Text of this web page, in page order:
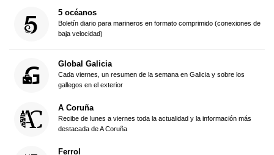
5 océanos
Boletín diario para marineros en formato comprimido (conexiones de
baja velocidad)
Global Galicia
Cada viernes, un resumen de la semana en Galicia y sobre los
gallegos en el exterior
A Coruña
Recibe de lunes a viernes toda la actualidad y la información más
destacada de A Coruña
Ferrol